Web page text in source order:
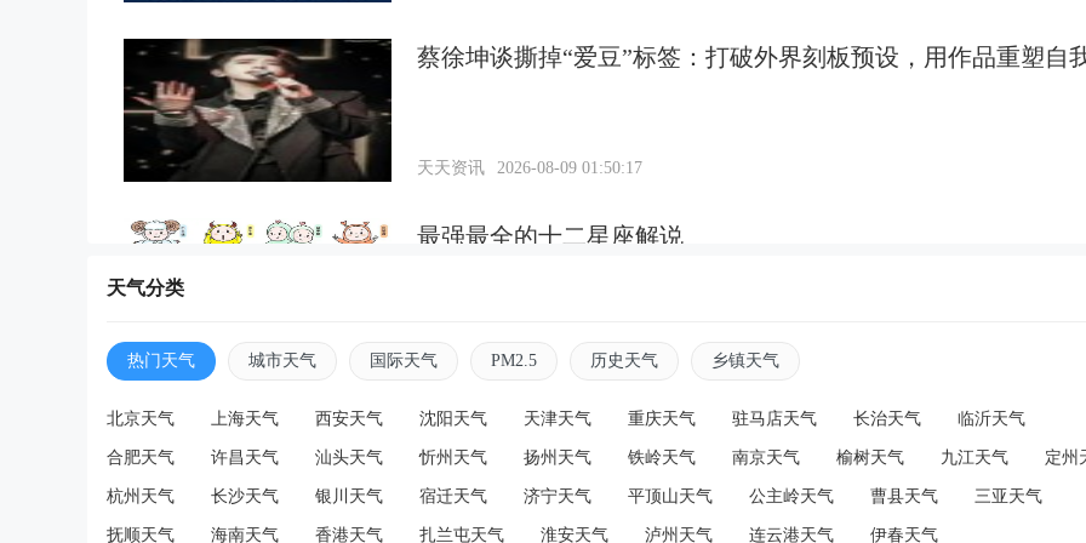
蔡徐坤谈撕掉“爱豆”标签：打破外界刻板预设，用作品重塑自
天天资讯 2026-08-09 01:50:17
最强最全的十二星座解说
2026-08-08 22:09:09
一些关于十二星座的冷知识，来看看你被说中了吗？
天天资讯 2026-08-08 21:59:38
天气分类
热门天气 城市天气 国际天气 PM2.5 历史天气 乡镇天气
北京天气 上海天气 西安天气 沈阳天气 天津天气 重庆天气 驻马店天气 长治天气 临沂天气
合肥天气 许昌天气 汕头天气 忻州天气 扬州天气 铁岭天气 南京天气 榆树天气 九江天气 定州
杭州天气 长沙天气 银川天气 宿迁天气 济宁天气 平顶山天气 公主岭天气 曹县天气 三亚天气
抚顺天气 海南天气 香港天气 扎兰屯天气 淮安天气 泸州天气 连云港天气 伊春天气